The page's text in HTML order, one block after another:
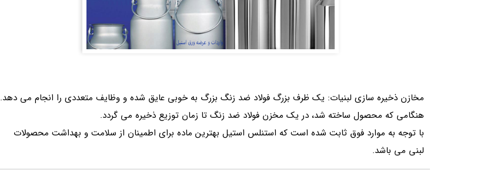
مخازن ذخیره سازی لبنیات: یک ظرف بزرگ فولاد ضد زنگ بزرگ به خوبی عایق شده و وظایف متعددی را انجام می دهد.
هنگامی که محصول ساخته شد، در یک مخزن فولاد ضد زنگ تا زمان توزیع ذخیره می گردد.
با توجه به موارد فوق ثابت شده است که استنلس استیل بهترین ماده برای اطمینان از سلامت و بهداشت محصولات
لبنی می باشد.